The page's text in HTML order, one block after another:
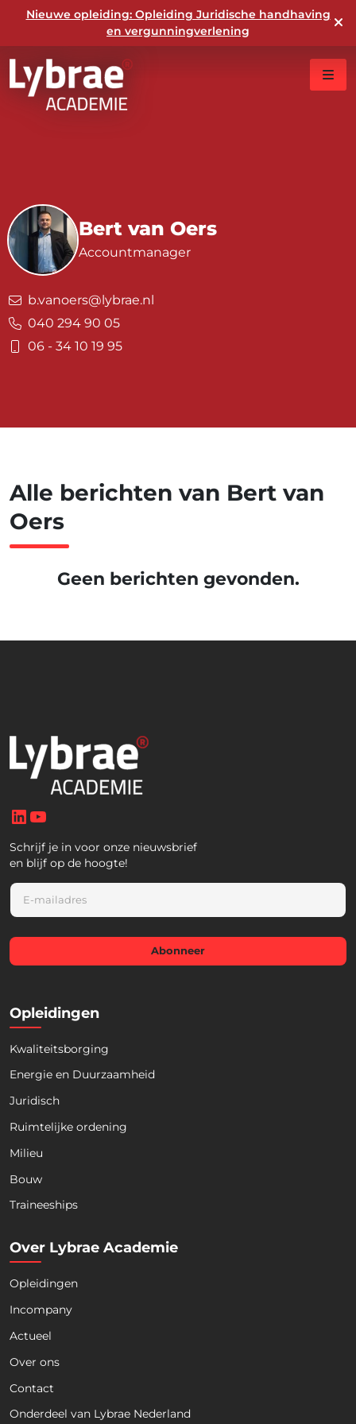
Nieuwe opleiding: Opleiding Juridische handhaving
en vergunningverlening
Bert van Oers
Accountmanager
b.vanoers@lybrae.nl
040 294 90 05
06 - 34 10 19 95
Alle berichten van Bert van
Oers
Geen berichten gevonden.
LinkedIn
Schrijf je in voor onze nieuwsbrief
en blijf op de hoogte!
E
a
i
*
Abonneer
Opleidingen
Kwaliteitsborging
Energie en Duurzaamheid
Juridisch
Ruimtelijke ordening
Milieu
Bouw
Traineeships
Over Lybrae Academie
Opleidingen
Incompany
Actueel
Over ons
Contact
Onderdeel van Lybrae Nederland
Telefoon